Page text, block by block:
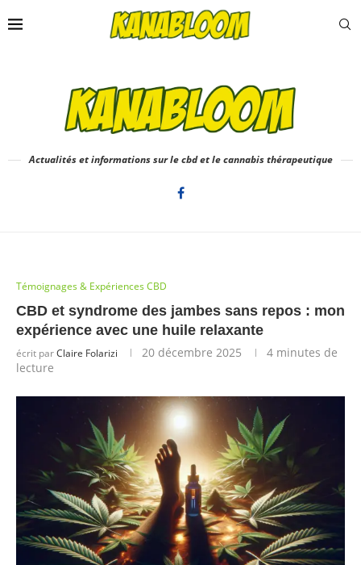
Actualités et informations sur le cbd et le cannabis thérapeutique
Témoignages & Expériences CBD
CBD et syndrome des jambes sans repos : mon
expérience avec une huile relaxante
écrit parClaire Folarizi 20 décembre 2025
4 minutes de
lecture